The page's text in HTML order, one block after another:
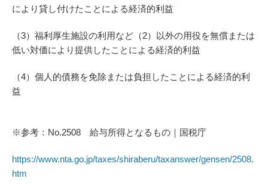
により貸し付けたことによる経済的利益
（3）福利厚生施設の利用など（2）以外の用役を無償または
低い対価により提供したことによる経済的利益
（4）個人的債務を免除または負担したことによる経済的利
益
※参考：No.2508 給与所得となるもの｜国税庁
https://www.nta.go.jp/taxes/shiraberu/taxanswer/gensen/2508.
htm